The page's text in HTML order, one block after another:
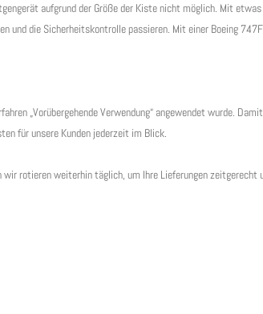
aufgrund der Größe der Kiste nicht möglich. Mit
und die Sicherheitskontrolle passieren. Mit einer Boeing
„Vorübergehende Verwendung“ angewendet wurde.
für unsere Kunden jederzeit im Blick.
rotieren weiterhin täglich, um Ihre Lieferungen zeitgerecht